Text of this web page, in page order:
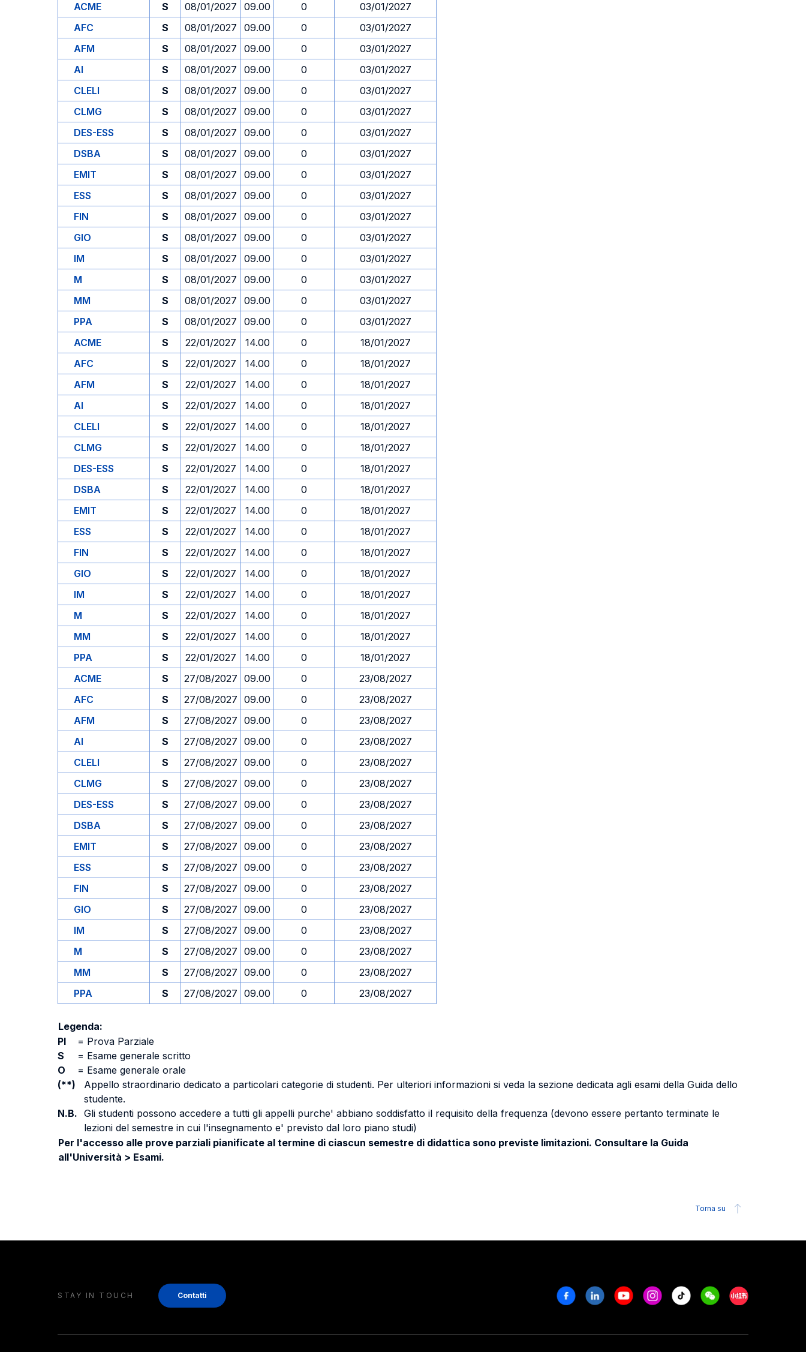
ACME
S 08/01/2027 09.00 0
03/01/2027
AFC
S 08/01/2027 09.00 0
03/01/2027
AFM
S 08/01/2027 09.00 0
03/01/2027
AI
S 08/01/2027 09.00 0
03/01/2027
CLELI
S 08/01/2027 09.00 0
03/01/2027
CLMG
S 08/01/2027 09.00 0
03/01/2027
DES-ESS
S 08/01/2027 09.00 0
03/01/2027
DSBA
S 08/01/2027 09.00 0
03/01/2027
EMIT
S 08/01/2027 09.00 0
03/01/2027
ESS
S 08/01/2027 09.00 0
03/01/2027
FIN
S 08/01/2027 09.00 0
03/01/2027
GIO
S 08/01/2027 09.00 0
03/01/2027
IM
S 08/01/2027 09.00 0
03/01/2027
M
S 08/01/2027 09.00 0
03/01/2027
MM
S 08/01/2027 09.00 0
03/01/2027
PPA
S 08/01/2027 09.00 0
03/01/2027
ACME
S 22/01/2027 14.00 0
18/01/2027
AFC
S 22/01/2027 14.00 0
18/01/2027
AFM
S 22/01/2027 14.00 0
18/01/2027
AI
S 22/01/2027 14.00 0
18/01/2027
CLELI
S 22/01/2027 14.00 0
18/01/2027
CLMG
S 22/01/2027 14.00 0
18/01/2027
DES-ESS
S 22/01/2027 14.00 0
18/01/2027
DSBA
S 22/01/2027 14.00 0
18/01/2027
EMIT
S 22/01/2027 14.00 0
18/01/2027
ESS
S 22/01/2027 14.00 0
18/01/2027
FIN
S 22/01/2027 14.00 0
18/01/2027
GIO
S 22/01/2027 14.00 0
18/01/2027
IM
S 22/01/2027 14.00 0
18/01/2027
M
S 22/01/2027 14.00 0
18/01/2027
MM
S 22/01/2027 14.00 0
18/01/2027
PPA
S 22/01/2027 14.00 0
18/01/2027
ACME
S 27/08/2027 09.00 0
23/08/2027
AFC
S 27/08/2027 09.00 0
23/08/2027
AFM
S 27/08/2027 09.00 0
23/08/2027
AI
S 27/08/2027 09.00 0
23/08/2027
CLELI
S 27/08/2027 09.00 0
23/08/2027
CLMG
S 27/08/2027 09.00 0
23/08/2027
DES-ESS
S 27/08/2027 09.00 0
23/08/2027
DSBA
S 27/08/2027 09.00 0
23/08/2027
EMIT
S 27/08/2027 09.00 0
23/08/2027
ESS
S 27/08/2027 09.00 0
23/08/2027
FIN
S 27/08/2027 09.00 0
23/08/2027
GIO
S 27/08/2027 09.00 0
23/08/2027
IM
S 27/08/2027 09.00 0
23/08/2027
M
S 27/08/2027 09.00 0
23/08/2027
MM
S 27/08/2027 09.00 0
23/08/2027
PPA
S 27/08/2027 09.00 0 23/08/2027
Legenda:
PI
= Prova Parziale
S
= Esame generale scritto
O
= Esame generale orale
(**)
Appello straordinario dedicato a particolari categorie di studenti. Per ulteriori informazioni si veda la sezione dedicata agli esami della Guida dello
studente.
N.B. Gli studenti possono accedere a tutti gli appelli purche' abbiano soddisfatto il requisito della frequenza (devono essere pertanto terminate le
lezioni del semestre in cui l'insegnamento e' previsto dal loro piano studi)
Per l'accesso alle prove parziali pianificate al termine di ciascun semestre di didattica sono previste limitazioni. Consultare la Guida
all'Università > Esami.
Torna su
STAY IN TOUCH Contatti FacebookLinkedinYoutubeInstagram
Tiktok WeechatXiaohongshu/